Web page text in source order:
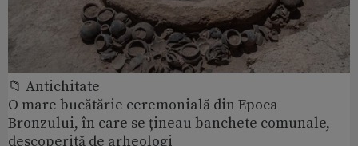
📁 Antichitate
O mare bucătărie ceremonială din Epoca
Bronzului, în care se țineau banchete comunale,
descoperită de arheologi